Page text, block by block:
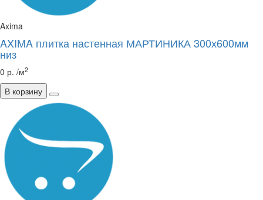
Axima
AXIMA плитка настенная МАРТИНИКА 300х600мм
низ
0 р. /м2
В корзину